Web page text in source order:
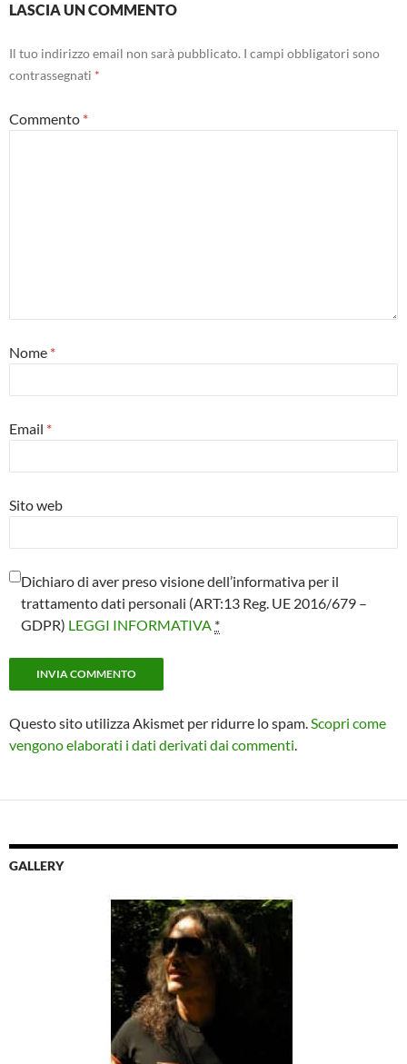
LASCIA UN COMMENTO
Il tuo indirizzo email non sarà pubblicato. I campi obbligatori sono
contrassegnati *
Commento *
Nome *
Email *
Sito web
Dichiaro di aver preso visione dell’informativa per il
trattamento dati personali (ART:13 Reg. UE 2016/679 –
GDPR) LEGGI INFORMATIVA *
Questo sito utilizza Akismet per ridurre lo spam.Scopri come
vengono elaborati i dati derivati dai commenti.
GALLERY